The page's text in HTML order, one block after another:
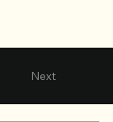
Next